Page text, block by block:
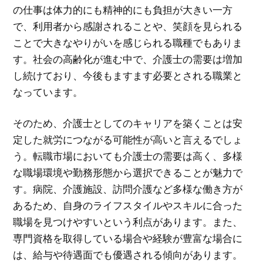
の仕事は体力的にも精神的にも負担が大きい一方
で、利用者から感謝されることや、笑顔を見られる
ことで大きなやりがいを感じられる職種でもありま
す。社会の高齢化が進む中で、介護士の需要は増加
し続けており、今後もますます必要とされる職業と
なっています。
そのため、介護士としてのキャリアを築くことは安
定した就労につながる可能性が高いと言えるでしょ
う。転職市場においても介護士の需要は高く、多様
な職場環境や勤務形態から選択できることが魅力で
す。病院、介護施設、訪問介護など多様な働き方が
あるため、自身のライフスタイルやスキルに合った
職場を見つけやすいという利点があります。また、
専門資格を取得している場合や経験が豊富な場合に
は、給与や待遇面でも優遇される傾向があります。